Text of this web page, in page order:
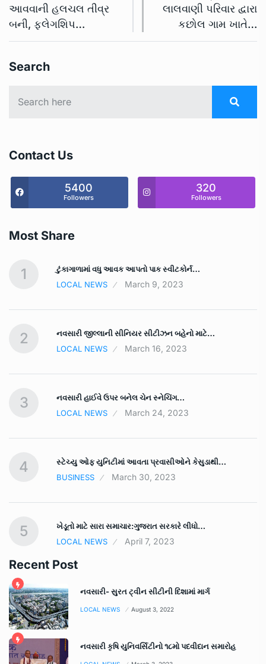
આવવાની હલચલ તીવ્ર
બની, ફ્લેગશિપ…
લાલવાણી પરિવાર દ્વારા
કછોલ ગામ ખાતે…
Search
Contact Us
5400
Followers
320
Followers
Most Share
1
ટુંકાગાળામાં વધુ આવક આપતો પાક સ્‍વીટકોર્ન…
LOCAL NEWS
March 9, 2023
2
નવસારી જીલ્લાની સીનિયર સીટીઝન બહેનો માટે…
LOCAL NEWS
March 16, 2023
3
નવસારી હાઈવે ઉપર બનેલ ચેન સ્નેચિંગ…
LOCAL NEWS
March 24, 2023
4
સ્ટેચ્યુ ઓફ યુનિટીમાં આવતા પ્રવાસીઓને કેસુડાથી…
BUSINESS
March 30, 2023
5
ખેડૂતો માટે સારા સમાચાર:ગુજરાત સરકારે લીધો…
LOCAL NEWS
April 7, 2023
Recent Post
નવસારી- સુરત ટ્વીન સીટીની દિશામાં માર્ગ
LOCAL NEWS August 3, 2022
નવસારી કૃષિ યુનિવર્સિટીનો ૧૮મો પદવીદાન સમારોહ